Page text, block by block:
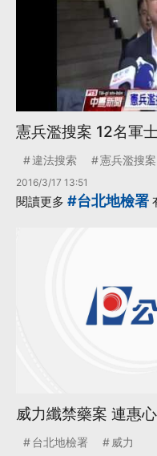
憲兵濫搜案 12名軍
違法搜索 憲兵濫搜案
2016/3/17 13:51
閱讀更多 #台北地檢署
威力纖禁藥案 連惠
台北地檢署 威力